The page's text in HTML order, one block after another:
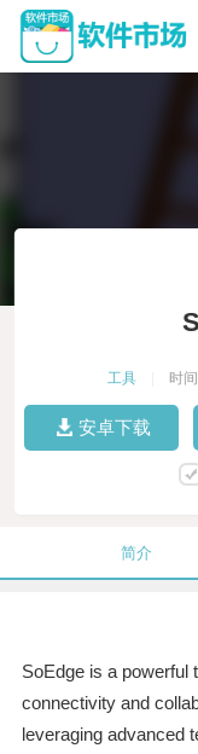
工具 时
安卓下载
简介
SoEdge is a powerful
connectivity and
leveraging advanced